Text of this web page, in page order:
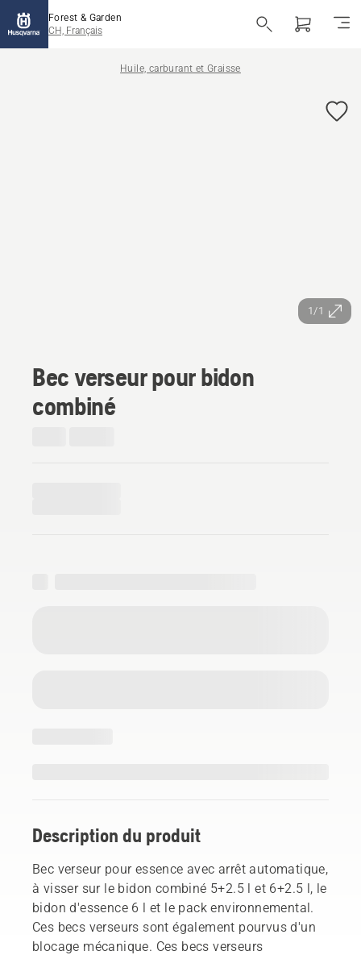
Forest & Garden
CH, Français
Huile, carburant et Graisse
1/1
Bec verseur pour bidon
combiné
Description du produit
Bec verseur pour essence avec arrêt automatique,
à visser sur le bidon combiné 5+2.5 l et 6+2.5 l, le
bidon d'essence 6 l et le pack environnemental.
Ces becs verseurs sont également pourvus d'un
blocage mécanique. Ces becs verseurs